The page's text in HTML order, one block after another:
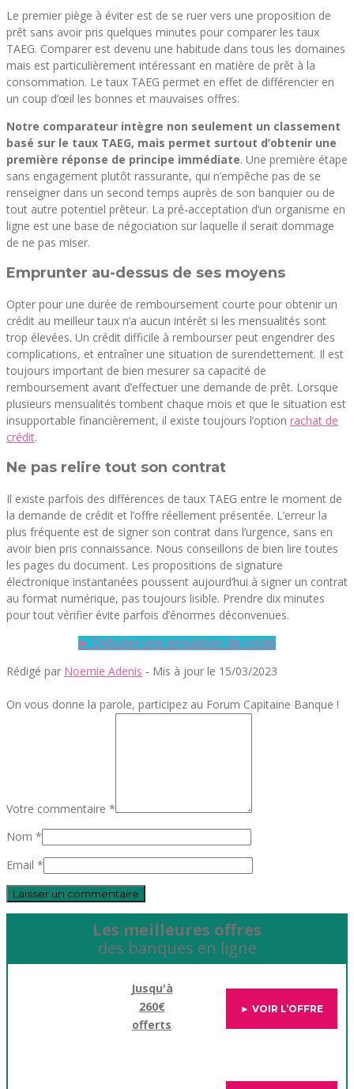
Le premier piège à éviter est de se ruer vers une proposition de
prêt sans avoir pris quelques minutes pour comparer les taux
TAEG. Comparer est devenu une habitude dans tous les domaines
mais est particulièrement intéressant en matière de prêt à la
consommation. Le taux TAEG permet en effet de différencier en
un coup d’œil les bonnes et mauvaises offres.
Notre comparateur intègre non seulement un classement
basé sur le taux TAEG, mais permet surtout d’obtenir une
première réponse de principe immédiate. Une première étape
sans engagement plutôt rassurante, qui n’empêche pas de se
renseigner dans un second temps auprès de son banquier ou de
tout autre potentiel prêteur. La pré-acceptation d’un organisme en
ligne est une base de négociation sur laquelle il serait dommage
de ne pas miser.
Emprunter au-dessus de ses moyens
Opter pour une durée de remboursement courte pour obtenir un
crédit au meilleur taux n’a aucun intérêt si les mensualités sont
trop élevées. Un crédit difficile à rembourser peut engendrer des
complications, et entraîner une situation de surendettement. Il est
toujours important de bien mesurer sa capacité de
remboursement avant d’effectuer une demande de prêt. Lorsque
plusieurs mensualités tombent chaque mois et que le situation est
insupportable financièrement, il existe toujours l’option rachat de
crédit.
Ne pas relire tout son contrat
Il existe parfois des différences de taux TAEG entre le moment de
la demande de crédit et l’offre réellement présentée. L’erreur la
plus fréquente est de signer son contrat dans l’urgence, sans en
avoir bien pris connaissance. Nous conseillons de bien lire toutes
les pages du document. Les propositions de signature
électronique instantanées poussent aujourd’hui à signer un contrat
au format numérique, pas toujours lisible. Prendre dix minutes
pour tout vérifier évite parfois d’énormes déconvenues.
► Débuter une simulation de crédit
Rédigé par Noemie Adenis - Mis à jour le 15/03/2023
On vous donne la parole, participez au Forum Capitaine Banque !
Votre commentaire *
Nom *
Email *
Les meilleures offres
des banques en ligne
Jusqu'à
260€
offerts
► VOIR L’OFFRE